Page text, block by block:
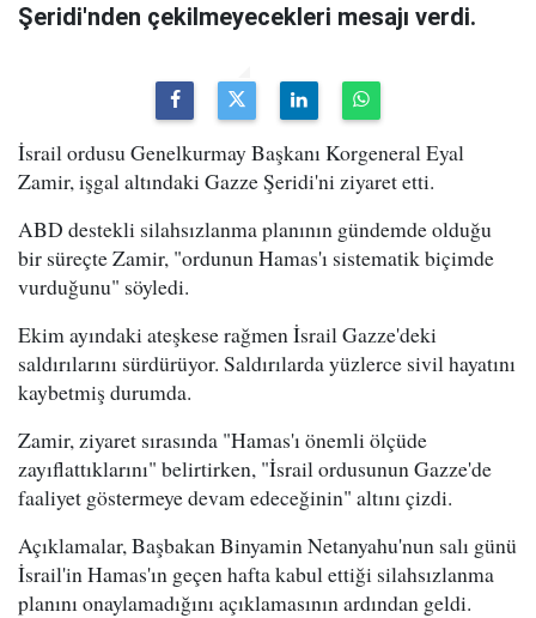
Şeridi'nden çekilmeyecekleri mesajı verdi.
İsrail ordusu Genelkurmay Başkanı Korgeneral Eyal
Zamir, işgal altındaki Gazze Şeridi'ni ziyaret etti.
ABD destekli silahsızlanma planının gündemde olduğu
bir süreçte Zamir, "ordunun Hamas'ı sistematik biçimde
vurduğunu" söyledi.
Ekim ayındaki ateşkese rağmen İsrail Gazze'deki
saldırılarını sürdürüyor. Saldırılarda yüzlerce sivil hayatını
kaybetmiş durumda.
Zamir, ziyaret sırasında "Hamas'ı önemli ölçüde
zayıflattıklarını" belirtirken, "İsrail ordusunun Gazze'de
faaliyet göstermeye devam edeceğinin" altını çizdi.
Açıklamalar, Başbakan Binyamin Netanyahu'nun salı günü
İsrail'in Hamas'ın geçen hafta kabul ettiği silahsızlanma
planını onaylamadığını açıklamasının ardından geldi.